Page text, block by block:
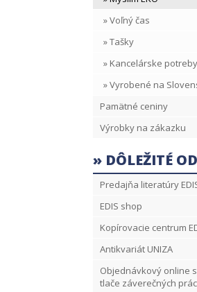
» Voľný čas
» Tašky
» Kancelárske potreby
» Vyrobené na
Pamätné ceniny
Výrobky na zákazku
» DÔLEŽITÉ
Predajňa literatúry
EDIS shop
Kopírovacie centrum
Antikvariát UNIZA
Objednávkový online
tlače záverečných prác